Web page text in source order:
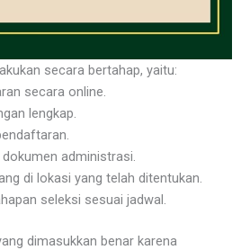
secara bertahap, yaitu:
secara online.
lengkap.
administrasi.
di lokasi yang telah ditentukan.
seleksi sesuai jadwal.
dimasukkan benar karena